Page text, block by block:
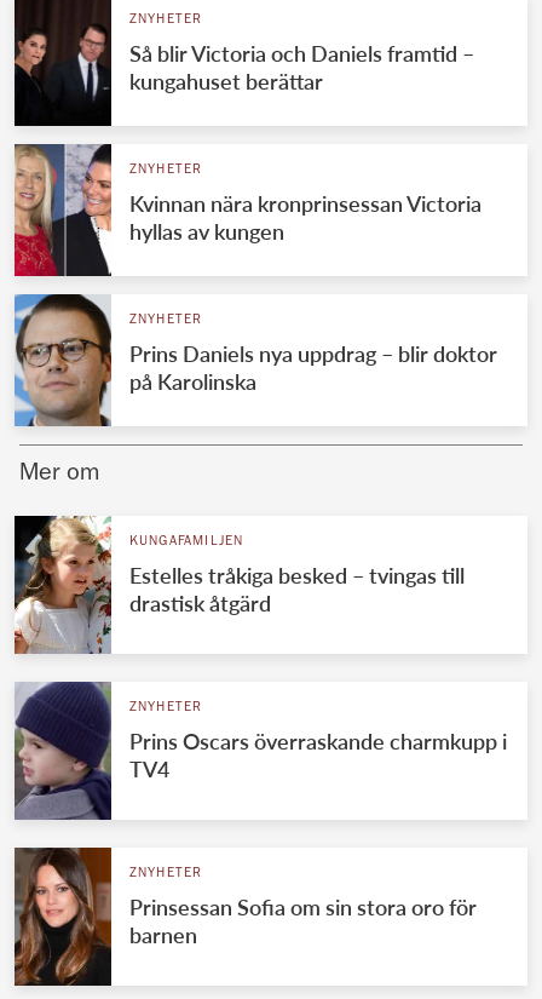
Danska kungahuset
Jordanska kungahuset
Luxemburgska storhertighuset
Japanska kejsarhuset
Thailändska kungahuset
Marockanska kungahuset
ZNYHETER
Så blir Victoria och Daniels framtid –
kungahuset berättar
ZNYHETER
Kvinnan nära kronprinsessan Victoria
hyllas av kungen
ZNYHETER
Prins Daniels nya uppdrag – blir doktor
på Karolinska
Mer om
KUNGAFAMILJEN
Estelles tråkiga besked – tvingas till
drastisk åtgärd
ZNYHETER
Prins Oscars överraskande charmkupp i
TV4
ZNYHETER
Prinsessan Sofia om sin stora oro för
barnen